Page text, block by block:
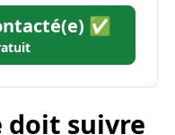
✅
doit suivre